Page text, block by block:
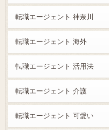
転職エージェント 神奈川
転職エージェント 海外
転職エージェント 活用法
転職エージェント 介護
転職エージェント 可愛い